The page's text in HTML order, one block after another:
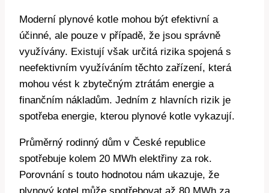
Moderní plynové kotle mohou být efektivní a
účinné, ale pouze v případě, že jsou správně
využívány. Existují však určitá rizika spojená s
neefektivním využíváním těchto zařízení, která
mohou vést k zbytečným ztrátám energie a
finančním nákladům. Jedním z hlavních rizik je
spotřeba energie, kterou plynové kotle vykazují.
Průměrný rodinný dům v České republice
spotřebuje kolem 20 MWh elektřiny za rok.
Porovnání s touto hodnotou nám ukazuje, že